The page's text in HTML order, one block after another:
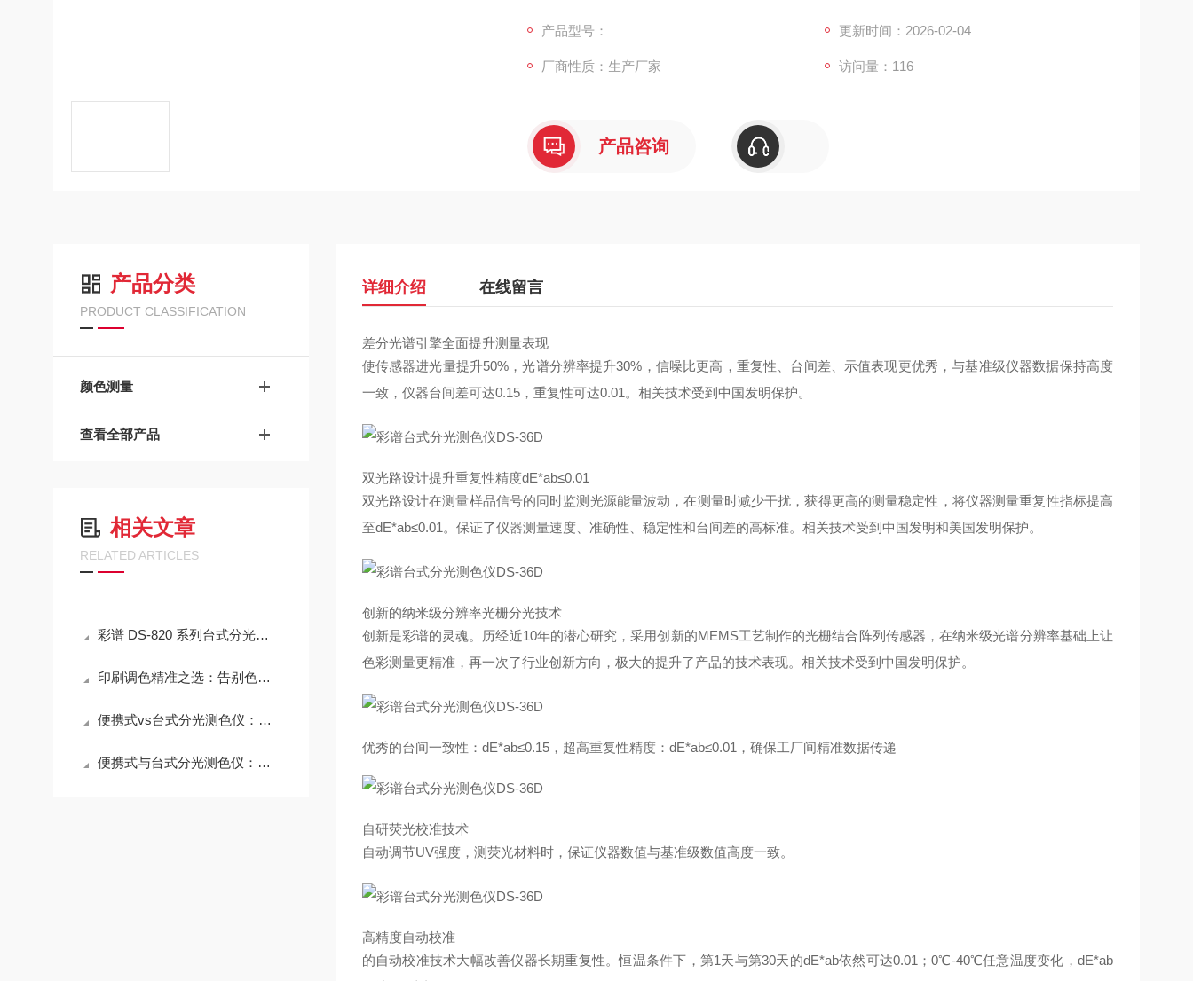
-36D：重复性0.01，台间差0.15
产品型号： 更新时间：2026-02-04
厂商性质：生产厂家 访问量：116
产品咨询
产品分类
PRODUCT CLASSIFICATION
颜色测量
查看全部产品
相关文章
RELATED ARTICLES
彩谱 DS-820 系列台式分光测色仪新品正式发布
印刷调色精准之选：告别色差，这些配色软件凭实力出圈
便携式vs台式分光测色仪：不同场景下的选型决策树
便携式与台式分光测色仪：选型指南与场景适配
详细介绍 在线留言
差分光谱引擎全面提升测量表现
使传感器进光量提升50%，光谱分辨率提升30%，信噪比更高，重复性、台间差、示值表现更优秀，与基准级仪器数据保持高度
一致，仪器台间差可达0.15，重复性可达0.01。相关技术受到中国发明保护。
双光路设计提升重复性精度dE*ab≤0.01
双光路设计在测量样品信号的同时监测光源能量波动，在测量时减少干扰，获得更高的测量稳定性，将仪器测量重复性指标提高
至dE*ab≤0.01。保证了仪器测量速度、准确性、稳定性和台间差的高标准。相关技术受到中国发明和美国发明保护。
创新的纳米级分辨率光栅分光技术
创新是彩谱的灵魂。历经近10年的潜心研究，采用创新的MEMS工艺制作的光栅结合阵列传感器，在纳米级光谱分辨率基础上让
色彩测量更精准，再一次了行业创新方向，极大的提升了产品的技术表现。相关技术受到中国发明保护。
优秀的台间一致性：dE*ab≤0.15，超高重复性精度：dE*ab≤0.01，确保工厂间精准数据传递
自研荧光校准技术
自动调节UV强度，测荧光材料时，保证仪器数值与基准级数值高度一致。
高精度自动校准
的自动校准技术大幅改善仪器长期重复性。恒温条件下，第1天与第30天的dE*ab依然可达0.01；0℃-40℃任意温度变化，dE*ab